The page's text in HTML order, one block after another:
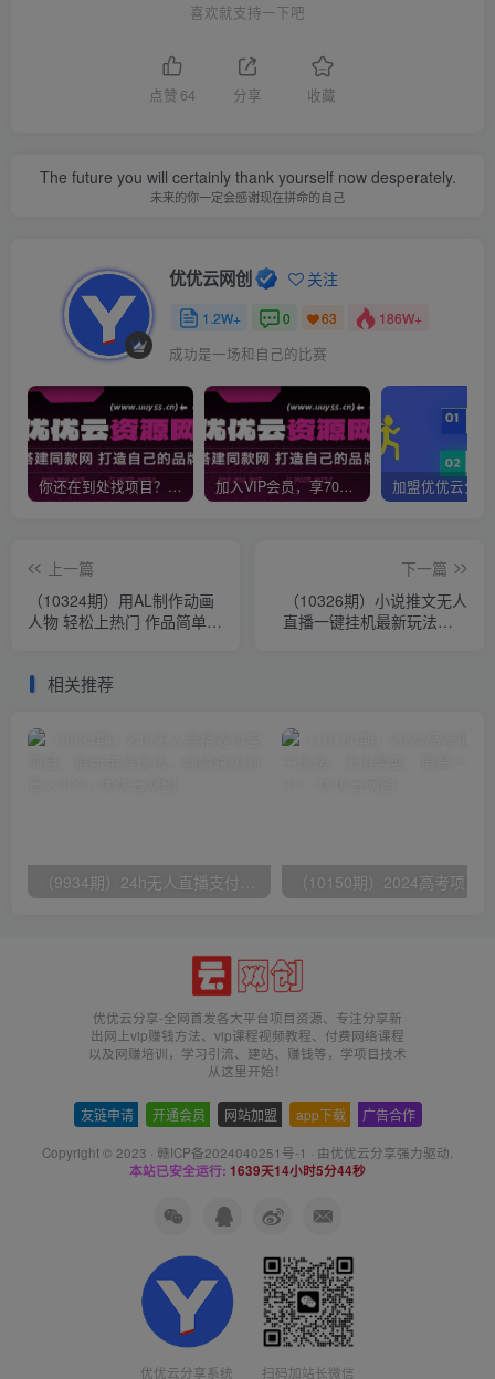
喜欢就支持一下吧
点赞 64 分享 收藏
The future you will certainly thank yourself now desperately.
未来的你一定会感谢现在拼命的自己
优优云网创 关注
1.2W+ 0 63 186W+
成功是一场和自己的比赛
你还在到处找项目？还在当韭菜？我靠网创资源站一个月收入5万+，曾经我也是个失败者。 加入VIP会员，享70%的推广提成，免费学习多种网上创业课程，菜鸟秒变大神！
上一篇
（10324期）用AL制作动画
人物 轻松上热门 作品简单好
下一篇
（10326期）小说推文无人
直播一键挂机最新玩法，AI
相关推荐
（9934期）24h无人直播支付宝项目，最新带货玩法，纯躺赚实测日入500+
优优云分享-全网首发各大平台项目资源、专注分享新
出网上vip赚钱方法、vip课程视频教程、付费网络课程
以及网赚培训，学习引流、建站、赚钱等，学项目技术
从这里开始！
友链申请 开通会员 网站加盟 app下载 广告合作
Copyright © 2023 · 赣ICP备2024040251号-1 · 由优优云分享强力驱动.
本站已安全运行: 1639天14小时5分45秒
优优云分享系统 扫码加站长微信